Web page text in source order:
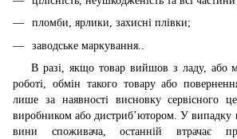
пломби, ярлики, захисні плівки;
заводське маркування..
В разі, якщо товар вийшов з ладу, або
роботі, обмін такого товару або
лише за наявності висновку сервісного
виробником або дистриб’ютором. У випадку
вини споживача, останній втрачає